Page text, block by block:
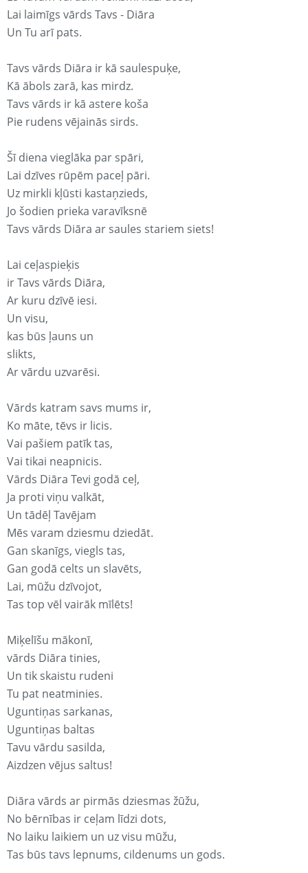
Lai laimīgs vārds Tavs - Diāra
Un Tu arī pats.
Tavs vārds Diāra ir kā saulespuķe,
Kā ābols zarā, kas mirdz.
Tavs vārds ir kā astere koša
Pie rudens vējainās sirds.
Šī diena vieglāka par spāri,
Lai dzīves rūpēm paceļ pāri.
Uz mirkli kļūsti kastaņzieds,
Jo šodien prieka varavīksnē
Tavs vārds Diāra ar saules stariem siets!
Lai ceļaspieķis
ir Tavs vārds Diāra,
Ar kuru dzīvē iesi.
Un visu,
kas būs ļauns un
slikts,
Ar vārdu uzvarēsi.
Vārds katram savs mums ir,
Ko māte, tēvs ir licis.
Vai pašiem patīk tas,
Vai tikai neapnicis.
Vārds Diāra Tevi godā ceļ,
Ja proti viņu valkāt,
Un tādēļ Tavējam
Mēs varam dziesmu dziedāt.
Gan skanīgs, viegls tas,
Gan godā celts un slavēts,
Lai, mūžu dzīvojot,
Tas top vēl vairāk mīlēts!
Miķelīšu mākonī,
vārds Diāra tinies,
Un tik skaistu rudeni
Tu pat neatminies.
Uguntiņas sarkanas,
Uguntiņas baltas
Tavu vārdu sasilda,
Aizdzen vējus saltus!
Diāra vārds ar pirmās dziesmas žūžu,
No bērnības ir ceļam līdzi dots,
No laiku laikiem un uz visu mūžu,
Tas būs tavs lepnums, cildenums un gods.